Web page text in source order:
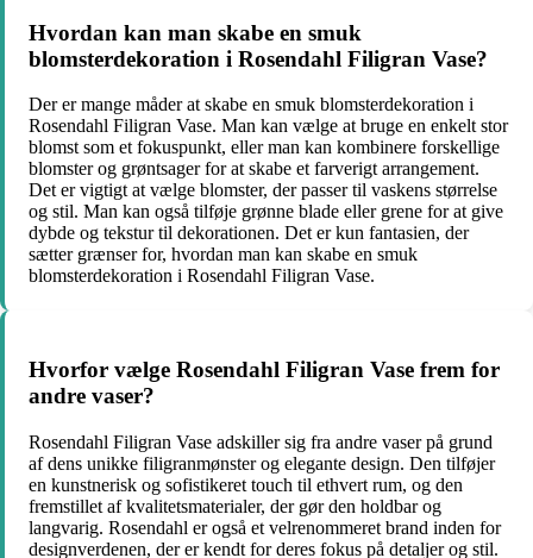
Hvordan kan man skabe en smuk
blomsterdekoration i Rosendahl Filigran Vase?
Der er mange måder at skabe en smuk blomsterdekoration i
Rosendahl Filigran Vase. Man kan vælge at bruge en enkelt stor
blomst som et fokuspunkt, eller man kan kombinere forskellige
blomster og grøntsager for at skabe et farverigt arrangement.
Det er vigtigt at vælge blomster, der passer til vaskens størrelse
og stil. Man kan også tilføje grønne blade eller grene for at give
dybde og tekstur til dekorationen. Det er kun fantasien, der
sætter grænser for, hvordan man kan skabe en smuk
blomsterdekoration i Rosendahl Filigran Vase.
Hvorfor vælge Rosendahl Filigran Vase frem for
andre vaser?
Rosendahl Filigran Vase adskiller sig fra andre vaser på grund
af dens unikke filigranmønster og elegante design. Den tilføjer
en kunstnerisk og sofistikeret touch til ethvert rum, og den
fremstillet af kvalitetsmaterialer, der gør den holdbar og
langvarig. Rosendahl er også et velrenommeret brand inden for
designverdenen, der er kendt for deres fokus på detaljer og stil.